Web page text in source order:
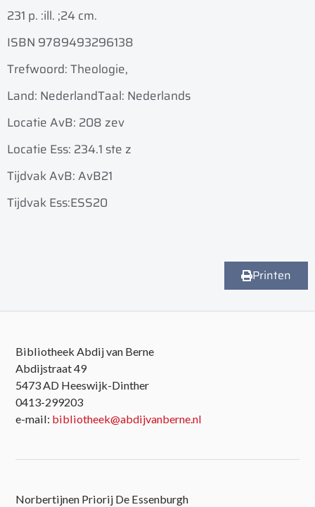
231 p. :ill. ;24 cm.
ISBN 9789493296138
Trefwoord: Theologie,
Land: NederlandTaal: Nederlands
Locatie AvB: 208 zev
Locatie Ess: 234.1 ste z
Tijdvak AvB: AvB21
Tijdvak Ess:ESS20
Printen
Bibliotheek Abdij van Berne
Abdijstraat 49
5473 AD Heeswijk-Dinther
0413-299203
e-mail: bibliotheek@abdijvanberne.nl
Norbertijnen Priorij De Essenburgh